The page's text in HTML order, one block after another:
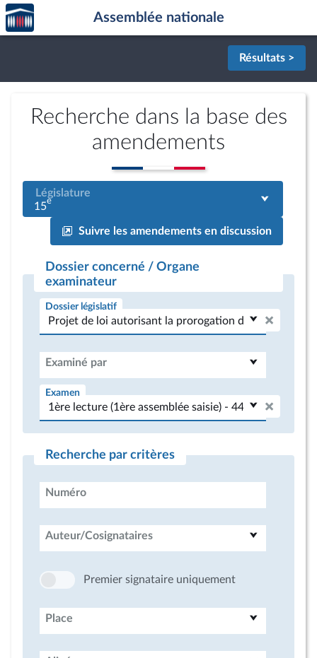
Aller au contenu
Aller en bas de la page
Accèder
à la
page
Assemblée nationale
Résultats >
Recherche dans la base des
amendements
Législature
15e
Suivre les amendements en discussion
Dossier concerné / Organe
examinateur
Dossier législatif
Examiné par
Examen
Recherche par critères
Numéro
Auteur/Cosignataires
Premier signataire uniquement
Place